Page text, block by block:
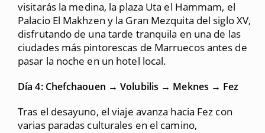
visitarás la medina, la plaza Uta el Hammam, el
Palacio El Makhzen y la Gran Mezquita del siglo XV,
disfrutando de una tarde tranquila en una de las
ciudades más pintorescas de Marruecos antes de
pasar la noche en un hotel local.
Día 4: Chefchaouen → Volubilis → Meknes → Fez
Tras el desayuno, el viaje avanza hacia Fez con
varias paradas culturales en el camino,